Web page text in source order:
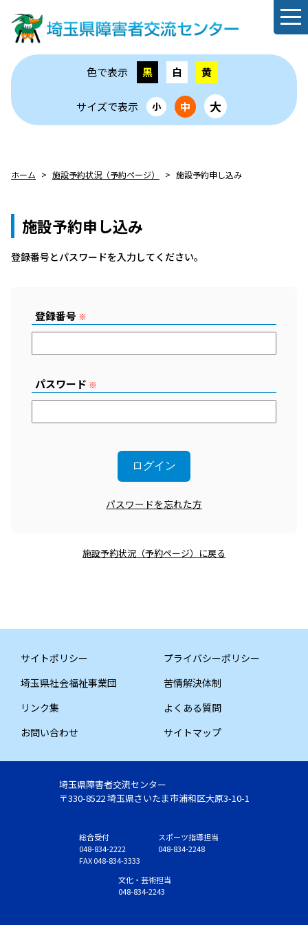
色で表示 黒 白 黄
サイズで表示 小 中 大
ホーム 施設予約状況（予約ページ） 施設予約申し込み
施設予約申し込み
登録番号とパスワードを⼊⼒してください。
登録番号 ※
パスワード ※
パスワードを忘れた方
施設予約状況（予約ページ）に戻る
サイトポリシー
プライバシーポリシー
埼玉県社会福祉事業団
苦情解決体制
リンク集
よくある質問
お問い合わせ
サイトマップ
埼玉県障害者交流センター
〒330-8522 埼玉県さいたま市浦和区大原3-10-1
総合受付
048-834-2222
FAX 048-834-3333
スポーツ指導担当
048-834-2248
文化・芸術担当
048-834-2243